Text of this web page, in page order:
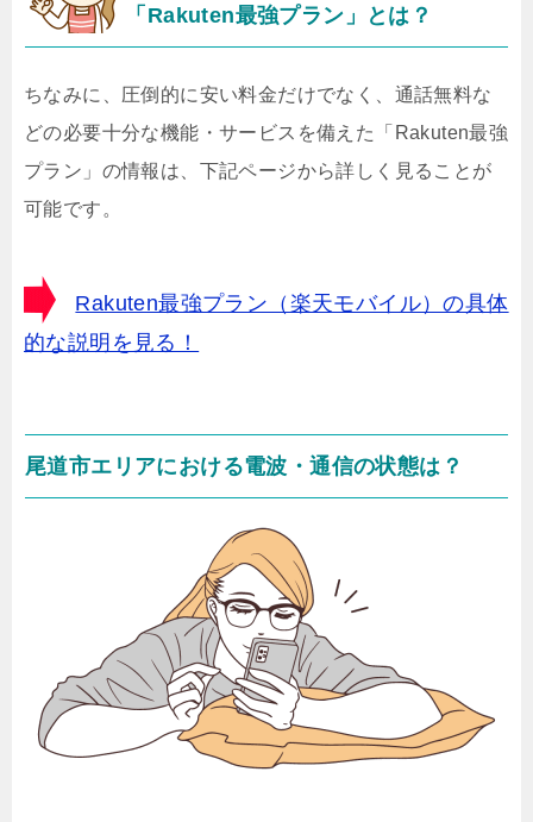
「Rakuten最強プラン」とは？
ちなみに、圧倒的に安い料金だけでなく、通話無料な
どの必要十分な機能・サービスを備えた「Rakuten最強
プラン」の情報は、下記ページから詳しく見ることが
可能です。
Rakuten最強プラン（楽天モバイル）の具体
的な説明を見る！
尾道市エリアにおける電波・通信の状態は？